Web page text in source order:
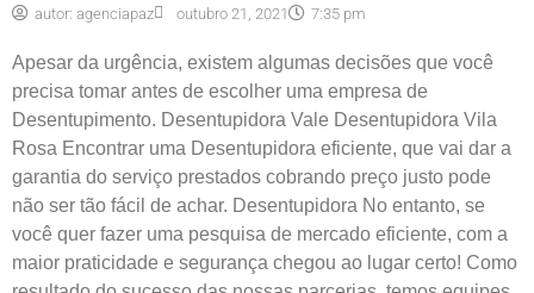
autor: agenciapaz outubro 21, 2021 7:35 pm
Apesar da urgência, existem algumas decisões que você
precisa tomar antes de escolher uma empresa de
Desentupimento. Desentupidora Vale Desentupidora Vila
Rosa Encontrar uma Desentupidora eficiente, que vai dar a
garantia do serviço prestados cobrando preço justo pode
não ser tão fácil de achar. Desentupidora No entanto, se
você quer fazer uma pesquisa de mercado eficiente, com a
maior praticidade e segurança chegou ao lugar certo! Como